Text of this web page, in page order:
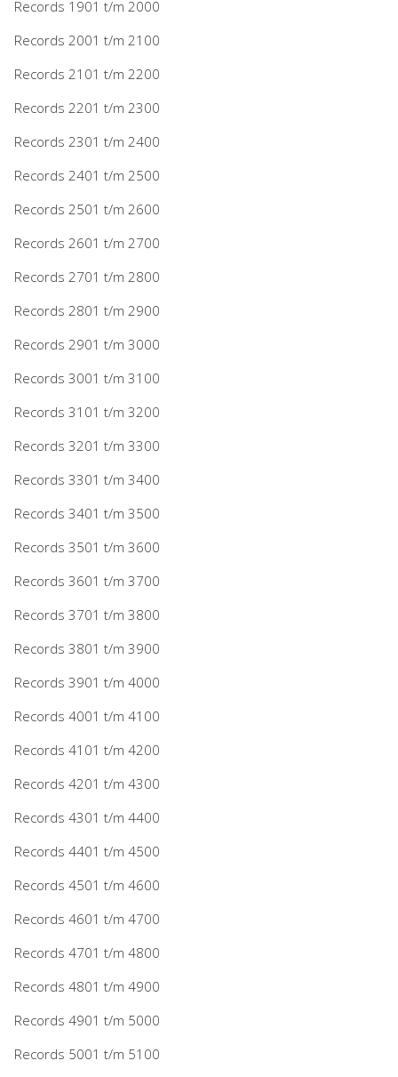
Records 1901 t/m 2000
Records 2001 t/m 2100
Records 2101 t/m 2200
Records 2201 t/m 2300
Records 2301 t/m 2400
Records 2401 t/m 2500
Records 2501 t/m 2600
Records 2601 t/m 2700
Records 2701 t/m 2800
Records 2801 t/m 2900
Records 2901 t/m 3000
Records 3001 t/m 3100
Records 3101 t/m 3200
Records 3201 t/m 3300
Records 3301 t/m 3400
Records 3401 t/m 3500
Records 3501 t/m 3600
Records 3601 t/m 3700
Records 3701 t/m 3800
Records 3801 t/m 3900
Records 3901 t/m 4000
Records 4001 t/m 4100
Records 4101 t/m 4200
Records 4201 t/m 4300
Records 4301 t/m 4400
Records 4401 t/m 4500
Records 4501 t/m 4600
Records 4601 t/m 4700
Records 4701 t/m 4800
Records 4801 t/m 4900
Records 4901 t/m 5000
Records 5001 t/m 5100